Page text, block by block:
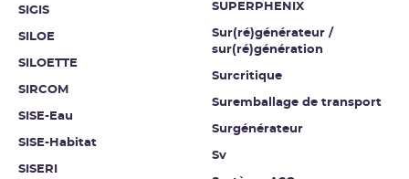
SIGIS
SILOE
SILOETTE
SIRCOM
SISE-Eau
SISE-Habitat
SISERI
SUPERPHENIX
Sur(ré)générateur /
sur(ré)génération
Surcritique
Suremballage de transport
Surgénérateur
Sv